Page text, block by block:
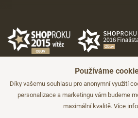
©2026 JADI.cz. Užití materiálů bez souhlasu není možné.
Používáme
Díky vašemu souhlasu pro anonymní využití
personalizace a marketingu vám budeme
maximální kvalitě. Více